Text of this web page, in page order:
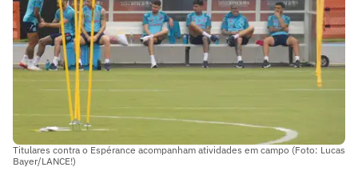
Titulares contra o Espérance acompanham atividades em campo (Foto: Lucas
Bayer/LANCE!)